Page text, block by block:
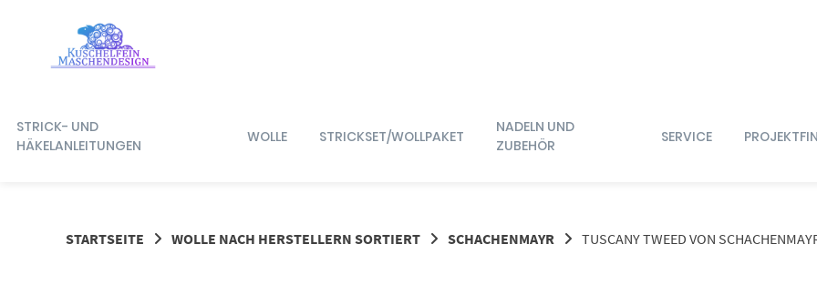
STRICK- UND
HÄKELANLEITUNGEN
WOLLE STRICKSET/WOLLPAKET
NADELN UND
ZUBEHÖR
SERVICE
STARTSEITE WOLLE NACH HERSTELLERN SORTIERT SCHACHENMAYR TUSCANY TWEED VON